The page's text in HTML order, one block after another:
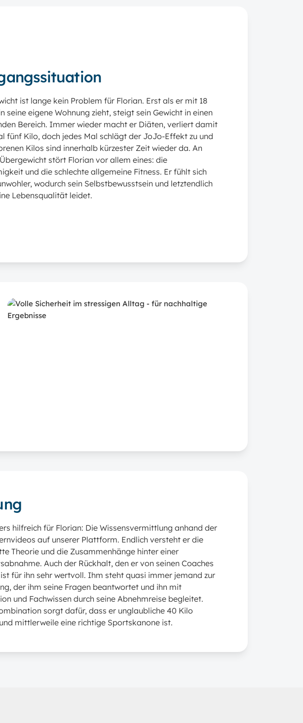
ist lange kein Problem für Florian. Erst als er mit 18
seine eigene Wohnung zieht, steigt sein Gewicht in einen
Bereich. Immer wieder macht er Diäten, verliert damit
fünf Kilo, doch jedes Mal schlägt der JoJo-Effekt zu und
Kilos sind innerhalb kürzester Zeit wieder da. An
stört Florian vor allem eines: die
und die schlechte allgemeine Fitness. Er fühlt sich
wodurch sein Selbstbewusstsein und letztendlich
Lebensqualität leidet.
hilfreich für Florian: Die Wissensvermittlung anhand der
auf unserer Plattform. Endlich versteht er die
Theorie und die Zusammenhänge hinter einer
Auch der Rückhalt, den er von seinen Coaches
für ihn sehr wertvoll. Ihm steht quasi immer jemand zur
der ihm seine Fragen beantwortet und ihn mit
und Fachwissen durch seine Abnehmreise begleitet.
sorgt dafür, dass er unglaubliche 40 Kilo
mittlerweile eine richtige Sportskanone ist.